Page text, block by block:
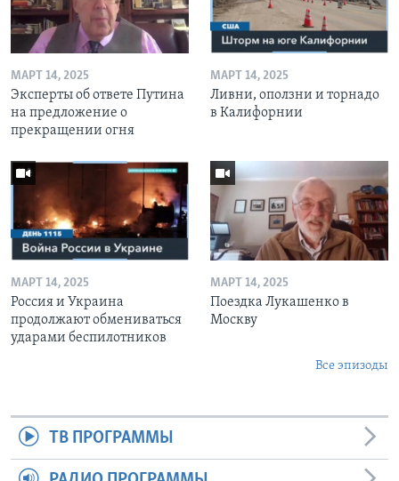
МАРТ 14, 2025
Эксперты об ответе Путина
на предложение о
прекращении огня
МАРТ 14, 2025
Ливни, оползни и торнадо
в Калифорнии
МАРТ 14, 2025
Россия и Украина
продолжают обмениваться
ударами беспилотников
МАРТ 14, 2025
Поездка Лукашенко в
Москву
Все эпизоды
ТВ ПРОГРАММЫ